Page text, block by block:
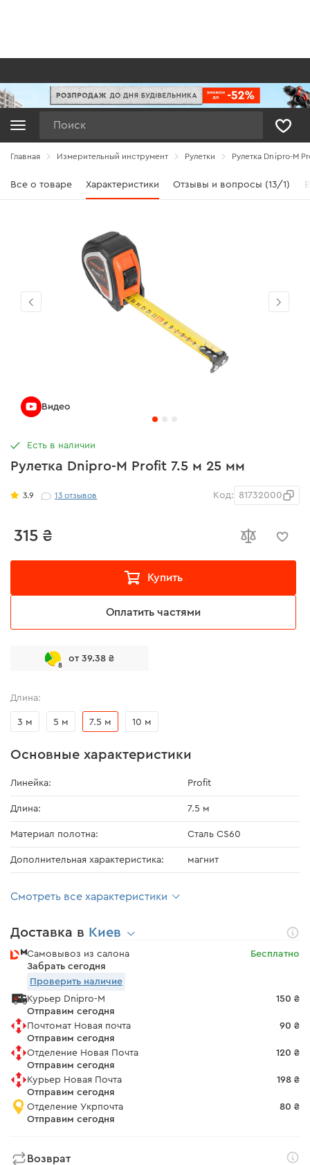
Главная Измерительный инструмент Рулетки Рулетка Dnipro-M
Все о товаре Характеристики Отзывы и вопросы (13/1)
Рулетка Dnipro-M Profit 7.5 м 25 мм
3.9 13отзывов Код: 81732000
315 ₴
Купить
Оплатить частями
8
от 39.38 ₴
Есть в наличии
Длина:
3 м 5 м 7.5 м 10 м
Основные характеристики
Линейка: Profit
Длина: 7.5 м
Материал полотна: Сталь CS60
Дополнительная характеристика: магнит
Смотреть все характеристики
Доставка в Киев
Самовывоз из салона
Забрать сегодня
Бесплатно
Проверить наличие
Курьер Dnipro-M
Отправим сегодня
150 ₴
Почтомат Новая почта
Отправим сегодня
90 ₴
Отделение Новая Почта
Отправим сегодня
120 ₴
Курьер Новая Почта
Отправим сегодня
198 ₴
Отделение Укрпочта
Отправим сегодня
80 ₴
Возврат
Видео